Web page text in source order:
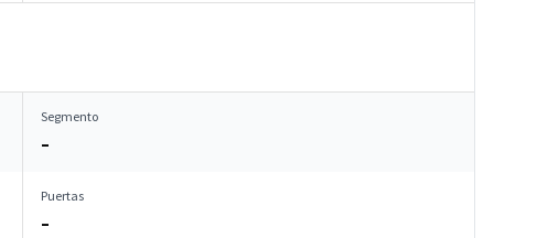
Segmento
–
Puertas
–